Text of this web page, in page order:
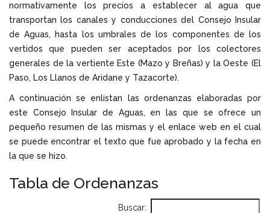
normativamente los precios a establecer al agua que
transportan los canales y conducciones del Consejo Insular
de Aguas, hasta los umbrales de los componentes de los
vertidos que pueden ser aceptados por los colectores
generales de la vertiente Este (Mazo y Breñas) y la Oeste (El
Paso, Los Llanos de Aridane y Tazacorte).
A continuación se enlistan las ordenanzas elaboradas por
este Consejo Insular de Aguas, en las que se ofrece un
pequeño resumen de las mismas y el enlace web en el cual
se puede encontrar el texto que fue aprobado y la fecha en
la que se hizo.
Tabla de Ordenanzas
Buscar: